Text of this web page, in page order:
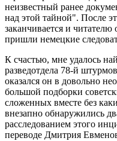
неизвестный ранее
над этой тайной". После
заканчивается и читателю
пришли немецкие
К счастью, мне удалось
разведотдела 78-й
оказался он в довольно
большой подборки
сложенных вместе без
внезапно обнаружились
расследованием этого
переводе Дмитрия